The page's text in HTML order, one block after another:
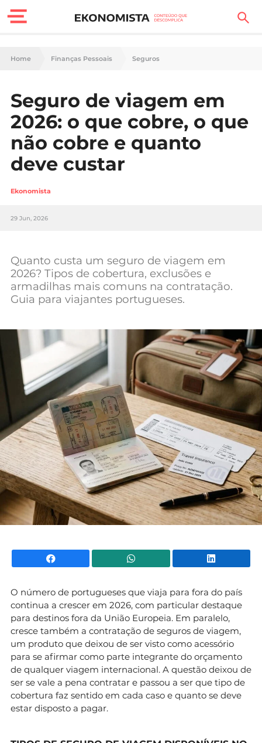
Finanças Pessoais
Carreira
Casa
Lifestyle
Sociedade
Tecnologia
Negócios
Mundial 2026
Home Finanças Pessoais Seguros
Seguro de viagem em
2026: o que cobre, o que
não cobre e quanto
deve custar
Ekonomista
29 Jun, 2026
Quanto custa um seguro de viagem em
2026? Tipos de cobertura, exclusões e
armadilhas mais comuns na contratação.
Guia para viajantes portugueses.
Facebook WhatsApp
O número de portugueses que viaja para fora do país
continua a crescer em 2026, com particular destaque
para destinos fora da União Europeia. Em paralelo,
cresce também a contratação de seguros de viagem,
um produto que deixou de ser visto como acessório
para se afirmar como parte integrante do orçamento
de qualquer viagem internacional. A questão deixou de
ser se vale a pena contratar e passou a ser que tipo de
cobertura faz sentido em cada caso e quanto se deve
estar disposto a pagar.